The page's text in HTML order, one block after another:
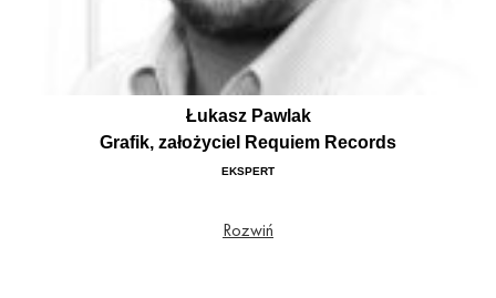
Łukasz Pawlak
Grafik, założyciel Requiem Records
EKSPERT
pomostów między pokoleniami i środowiskami. Sięga do zakamarków Studia
Rozwiń